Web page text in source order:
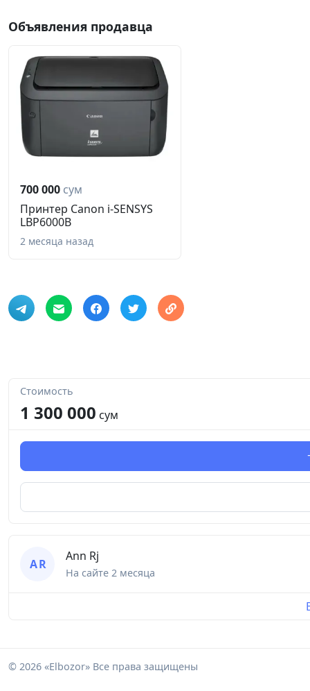
Объявления продавца
700 000 сум
Принтер Сanon i-SENSYS
LBP6000B
2 месяца назад
Стоимость
1 300 000 сум
A R
Ann Rj
На сайте 2 месяца
© 2026 «Elbozor» Все права защищены